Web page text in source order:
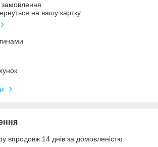
на вашу картку
впродовж 14 днів за домовленістю